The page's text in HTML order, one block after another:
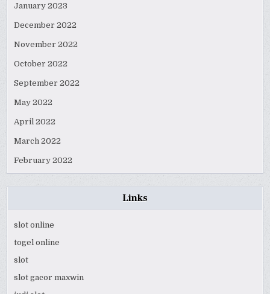
January 2023
December 2022
November 2022
October 2022
September 2022
May 2022
April 2022
March 2022
February 2022
Links
slot online
togel online
slot
slot gacor maxwin